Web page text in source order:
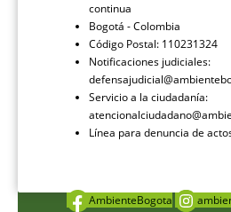
continua
Bogotá - Colombia
Código Postal: 110231324
Notificaciones judiciales:
Servicio a la ciudadanía:
Línea para denuncia de
AmbienteBogota